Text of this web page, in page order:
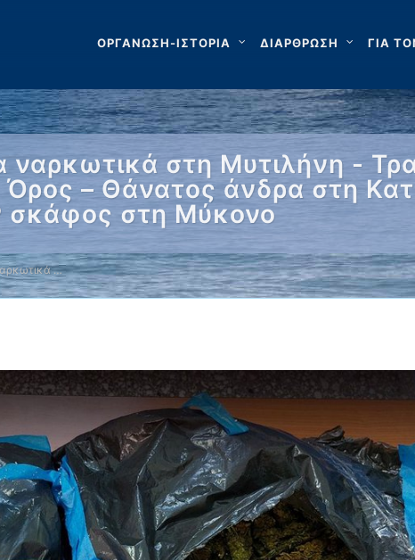
ΟΡΓΑΝΩΣΗ-ΙΣΤΟΡΙΑ ΔΙΑΡΘΡΩΣΗ ΓΙΑ
ναρκωτικά στη Μυτιλήνη -
– Θάνατος άνδρα στη
στη Μύκονο
…